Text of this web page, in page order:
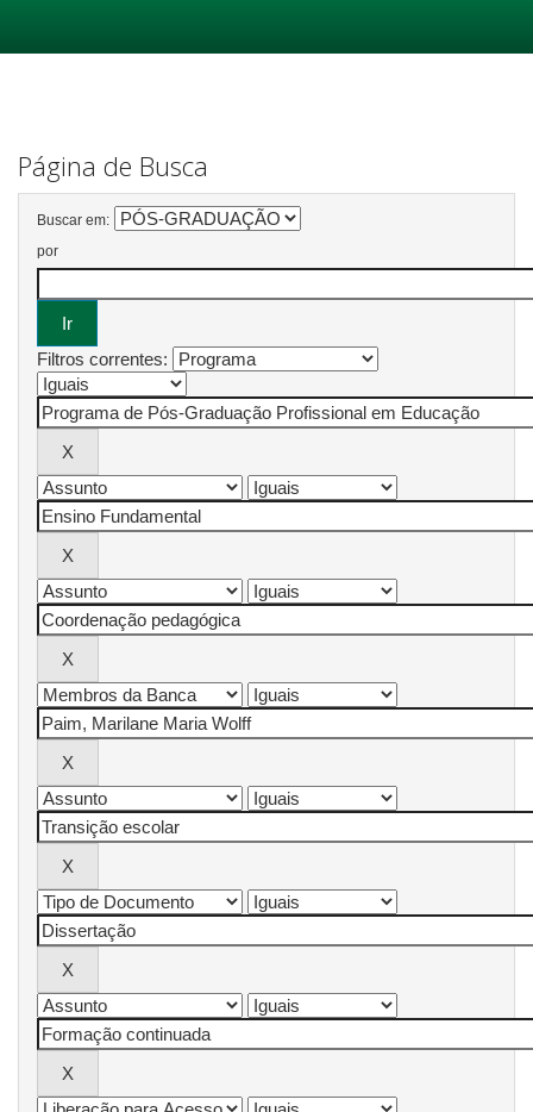
Página de Busca
Buscar em:
por
Filtros correntes: